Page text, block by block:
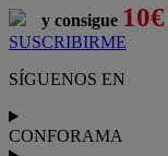
y consigue 10€
SUSCRIBIRME
SÍGUENOS EN
CONFORAMA